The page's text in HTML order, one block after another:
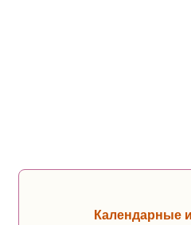
Календарные